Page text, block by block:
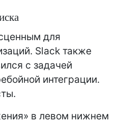
для
Slack также
с задачей
интеграции.
в левом нижнем